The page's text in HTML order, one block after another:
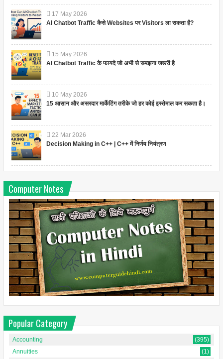
17 May 2026
AI Chatbot Traffic कैसे Websites पर Visitors ला सकता है?
15 May 2026
AI Chatbot Traffic के फायदे जो अभी से समझना जरूरी है
10 May 2026
15 आसान और असरदार मार्केटिंग तरीके जो हर कोई इस्तेमाल कर सकता है।
22 Mar 2026
Decision Making in C++ | C++ में निर्णय नियंत्रण
Computer Notes
Popular Category
Accounting
(395)
Annuities
(1)